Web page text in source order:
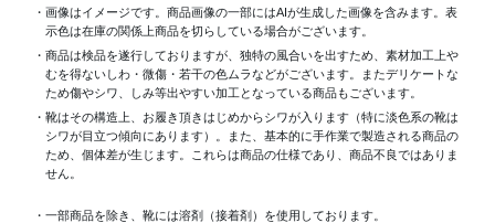
・画像はイメージです。商品画像の一部にはAIが生成した画像を含みます。表
示色は在庫の関係上商品を切らしている場合がございます。
・商品は検品を遂行しておりますが、独特の風合いを出すため、素材加工上
むを得ないしわ・微傷・若干の色ムラなどがございます。またデリケートな
ため傷やシワ、しみ等出やすい加工となっている商品もございます。
・靴はその構造上、お履き頂きはじめからシワが入ります（特に淡色系の靴は
シワが目立つ傾向にあります）。また、基本的に手作業で製造される商品の
ため、個体差が生じます。これらは商品の仕様であり、商品不良ではありま
せん。
・一部商品を除き、靴には溶剤（接着剤）を使用しております。